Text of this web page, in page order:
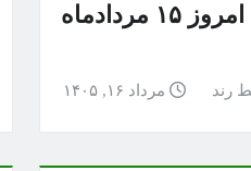
و سکه امروز ۱۵ مردادماه
رند مرداد ۱۶, ۱۴۰۵